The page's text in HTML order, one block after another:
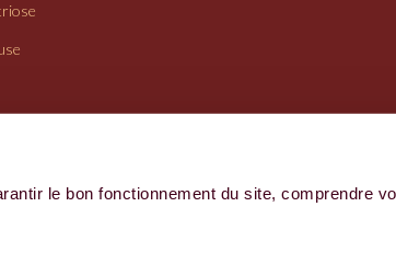
le bon fonctionnement du site, comprendre
CGV